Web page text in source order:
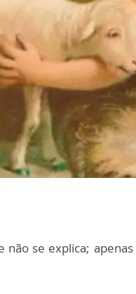
não se explica;